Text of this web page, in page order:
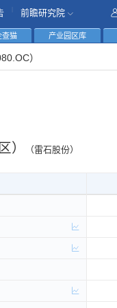
前瞻研究院
查猫 产业园区库
）
） （雷石股份）